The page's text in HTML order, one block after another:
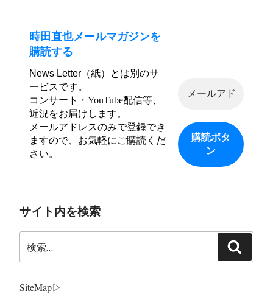
ン時田直也メールマガジンを
購読する
News Letter（紙）とは別のサ
ービスです。
コンサート・YouTube配信等、
近況をお届けします。
メールアドレスのみで登録でき
ますので、お気軽にご購読くだ
さい。
サイト内を検索
索:
索
SiteMap▷